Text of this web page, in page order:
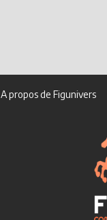
A propos de Figunivers